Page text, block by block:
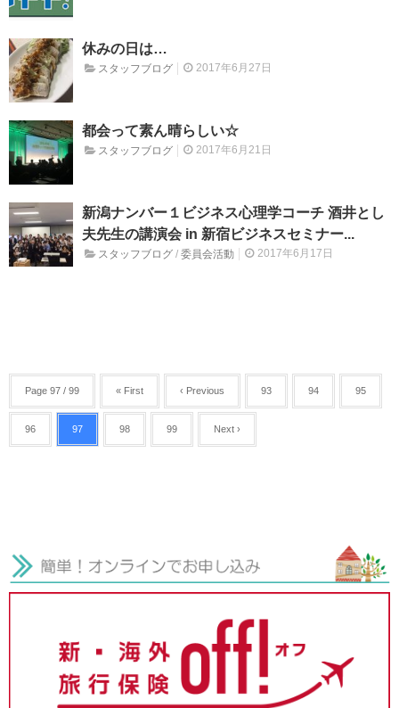
休みの日は…
スタッフブログ 2017年6月27日
都会って素ん晴らしい☆
スタッフブログ 2017年6月21日
新潟ナンバー１ビジネス心理学コーチ 酒井とし
夫先生の講演会 in 新宿ビジネスセミナー...
スタッフブログ / 委員会活動 2017年6月17日
Page 97 / 99 « First ‹ Previous 93 94 95
96 97 98 99 Next ›